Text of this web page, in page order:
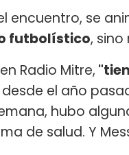
encuentro, se
futbolístico, sino
en Radio Mitre,
el año
hubo
de salud. Y